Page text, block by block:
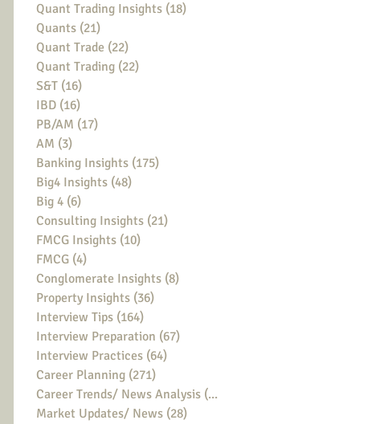
Quant Trading Insights (18)
Quants (21)
Quant Trade (22)
Quant Trading (22)
S&T (16)
IBD (16)
PB/AM (17)
AM (3)
Banking Insights (175)
Big4 Insights (48)
Big 4 (6)
Consulting Insights (21)
FMCG Insights (10)
FMCG (4)
Conglomerate Insights (8)
Property Insights (36)
Interview Tips (164)
Interview Preparation (67)
Interview Practices (64)
Career Planning (271)
Career Trends/ News Analysis (148)
Market Updates/ News (28)